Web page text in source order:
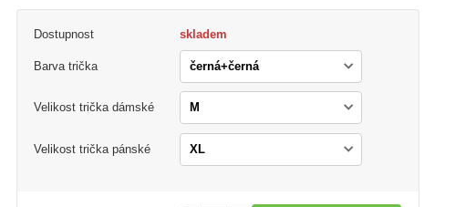
Dostupnost skladem
Barva trička
Velikost trička dámské
Velikost trička pánské